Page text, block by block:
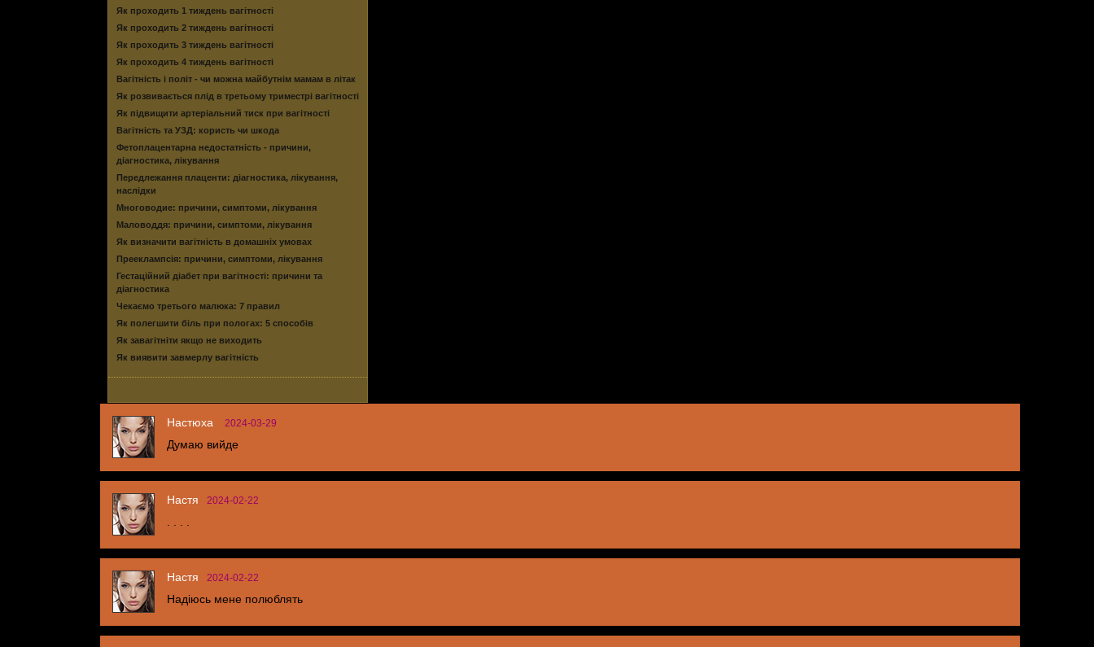
Як проходить 1 тиждень вагітності
Як проходить 2 тиждень вагітності
Як проходить 3 тиждень вагітності
Як проходить 4 тиждень вагітності
Вагітність і політ - чи можна майбутнім мамам в літак
Як розвивається плід в третьому триместрі вагітності
Як підвищити артеріальний тиск при вагітності
Вагітність та УЗД: користь чи шкода
Фетоплацентарна недостатність - причини,
діагностика, лікування
Передлежання плаценти: діагностика, лікування,
наслідки
Многоводие: причини, симптоми, лікування
Маловоддя: причини, симптоми, лікування
Як визначити вагітність в домашніх умовах
Прееклампсія: причини, симптоми, лікування
Гестаційний діабет при вагітності: причини та
діагностика
Чекаємо третього малюка: 7 правил
Як полегшити біль при пологах: 5 способів
Як завагітніти якщо не виходить
Як виявити завмерлу вагітність
Настюха 2024-03-29
Думаю вийде
Настя 2024-02-22
Настя 2024-02-22
Надіюсь мене полюблять